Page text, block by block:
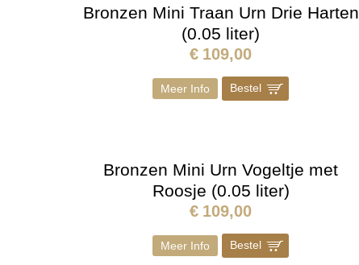
Bronzen Mini Traan Urn Drie Harten
(0.05 liter)
€ 109,00
Meer Info Bestel ]
Bronzen Mini Urn Vogeltje met
Roosje (0.05 liter)
€ 109,00
Meer Info Bestel ]